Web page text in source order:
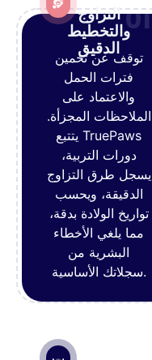
01 التزاوج
والتخطيط
الدقيق
توقف عن تخمين
فترات الحمل
والاعتماد على
الملاحظات المجزأة.
يتتبع TruePaws
دورات التربية،
يسجل طرق التزاوج
الدقيقة، ويحسب
تواريخ الولادة بدقة،
مما يلغي الأخطاء
البشرية من
سجلاتك الأساسية.